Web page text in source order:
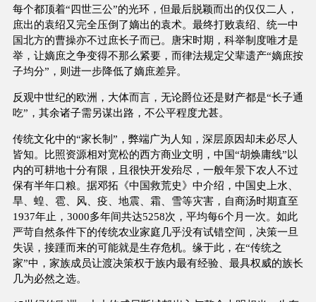
每个都顶着“四世三公”的光环，但最后脱颖而出的仅仅二人，
庶出的袁绍又完全压倒了嫡出的袁术。最终打败袁绍、统一中
国北方的曹操亦不过庶长子而已。唐宋时期，科举制度唯才是
举，让嫡庶之争变得不那么紧要，而律法规定父辈遗产“嫡庶按
子均分”，则进一步降低了嫡庶差异。
反观中世纪的欧洲，大体而言，无论爵位还是财产都是“长子通
吃”，其余诸子需另谋出路，不公平程度尤甚。
传统文化中的“家长制”，弊端广为人知，深层原因却未必尽人
皆知。比照资源相对宽松的西方商业文明，中国“胡焕庸线”以
内的可耕地十分有限，且很快开发殆尽，一般年景下农人不过
保有半年口粮。据邓拓《中国救荒史》中介绍，中国史上水、
旱、蝗、雹、风、疫、地震、霜、雪等灾害，自商汤时期直至
1937年止，3000多年间共达5258次，平均每6个月一次。如此
严苛自然条件下的传统农业家庭几乎没有试错空间，决策一旦
失误，接踵而来的可能就是生存危机。缘于此，在“传统之
家”中，家族成员让渡决策权于族内最有经验、最具权威的族长
几为必然之选。